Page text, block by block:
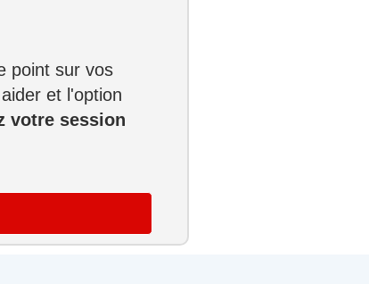
point sur vos
et l'option
votre session